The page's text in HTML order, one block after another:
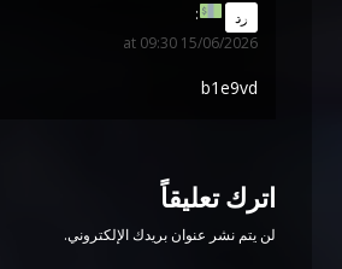
says:
15/06/2026 at 09:30
رد
b1e9vd
اترك تعليقاً
لن يتم نشر عنوان بريدك الإلكتروني.